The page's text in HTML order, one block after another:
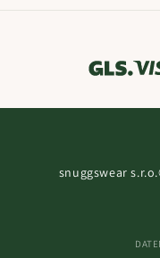
snuggswear s.r.o.